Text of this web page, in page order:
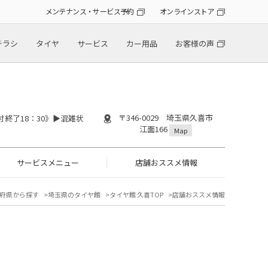
メンテナンス・サービス予約 オンラインストア
シ タイヤ サービス カー用品 お客様の声
終了18：30》▶︎混雑状
〒346-0029 埼玉県久喜市
江面166
Map
サービスメニュー 店舗おススメ情報
県から探す 埼玉県のタイヤ館 タイヤ館 久喜TOP 店舗おススメ情報